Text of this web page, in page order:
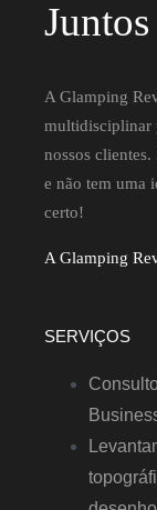
A Glamping
multidisciplinar
nossos
e não tem uma
certo!
A Glamping
SERVIÇOS